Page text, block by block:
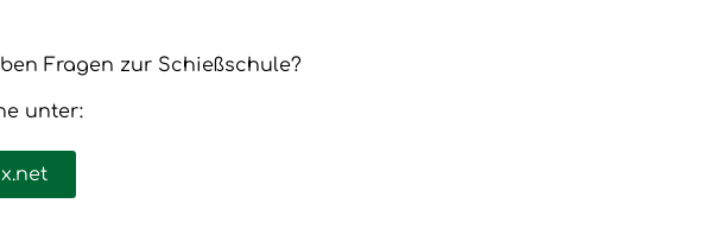
Fragen zur Schießschule?
unter: